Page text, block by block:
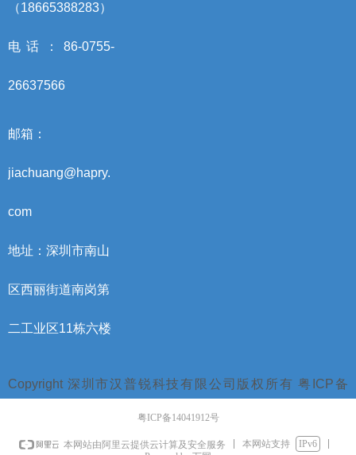
（18665388283）
电话：86-0755-
26637566
邮箱：
jiachuang@hapry.
com
地址：深圳市南山
区西丽街道南岗第
二工业区11栋六楼
Copyright 深圳市汉普锐科技有限公司版权所有 粤ICP备
粤ICP备14041912号
本网站由阿里云提供云计算及安全服务 本网站支持
IPv6